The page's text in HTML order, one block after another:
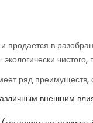
и продается в
ряд преимуществ,
внешним